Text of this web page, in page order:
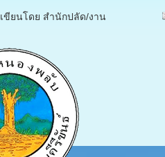
เขียนโดย สำนักปลัด/งาน